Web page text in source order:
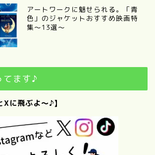
アートワークに魅せられる。「青
色」のジャケットおすすめ映画特
集〜13選〜
てます♪
Xに飛ぶよ～♪】